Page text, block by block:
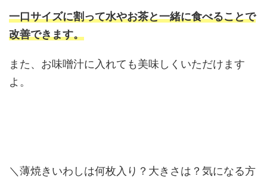
一口サイズに割って水やお茶と一緒に食べることで
改善できます。
また、お味噌汁に入れても美味しくいただけます
よ。
＼薄焼きいわしは何枚入り？大きさは？気になる方